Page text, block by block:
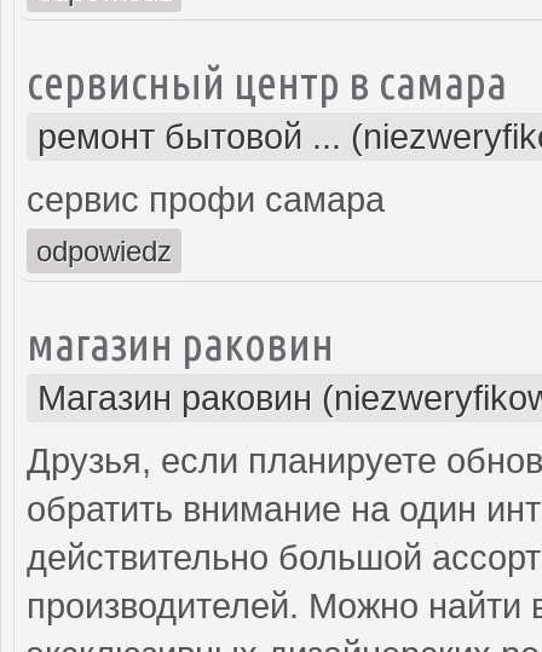
сервисный центр в самара
ремонт бытовой ...
сервис профи самара
odpowiedz
магазин раковин
Магазин раковин
Друзья, если планируете
обратить внимание на один
действительно большой
производителей. Можно найти